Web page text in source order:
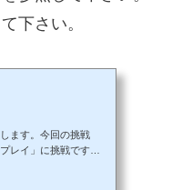
下さい。
ます。今回の挑戦
レイ」に挑戦です。